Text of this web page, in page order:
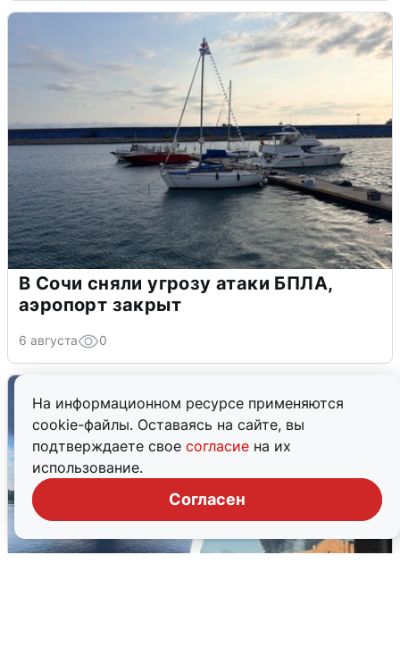
На информационном ресурсе применяются
cookie-файлы. Оставаясь на сайте, вы
подтверждаете свое согласие на их
использование.
Согласен
В Сочи сняли угрозу атаки БПЛА,
аэропорт закрыт
6 августа 0